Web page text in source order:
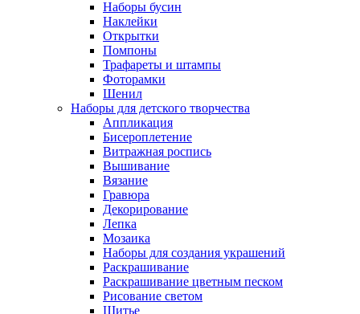
Наборы бусин
Наклейки
Открытки
Помпоны
Трафареты и штампы
Фоторамки
Шенил
Наборы для детского творчества
Аппликация
Бисероплетение
Витражная роспись
Вышивание
Вязание
Гравюра
Декорирование
Лепка
Мозаика
Наборы для создания украшений
Раскрашивание
Раскрашивание цветным песком
Рисование светом
Шитье